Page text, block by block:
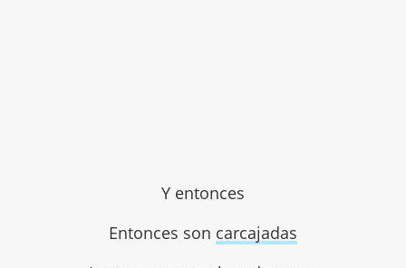
Y entonces
Entonces son carcajadas